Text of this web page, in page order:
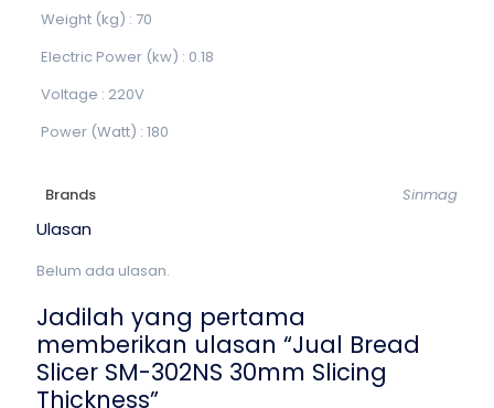
Weight (kg) : 70
Electric Power (kw) : 0.18
Voltage : 220V
Power (Watt) : 180
Brands Sinmag
Ulasan
Belum ada ulasan.
Jadilah yang pertama
memberikan ulasan “Jual Bread
Slicer SM-302NS 30mm Slicing
Thickness”